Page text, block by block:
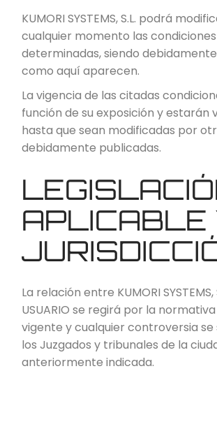
KUMORI SYSTEMS, S.L. podrá
cualquier momento las
determinadas, siendo
como aquí aparecen.
La vigencia de las citadas
función de su exposición y estarán
hasta que sean modificadas por
debidamente publicadas.
APLICABLE
La relación entre KUMORI SYSTEMS,
USUARIO se regirá por la
vigente y cualquier controversia
los Juzgados y tribunales de la
anteriormente indicada.